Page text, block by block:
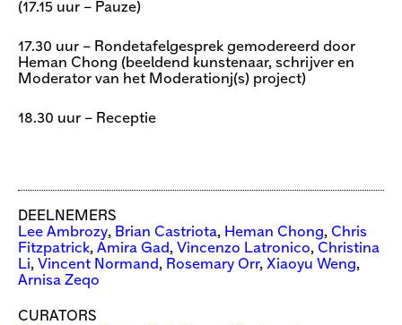
(17.15 uur – Pauze)
17.30 uur – Rondetafelgesprek gemodereerd door
Heman Chong (beeldend kunstenaar, schrijver en
Moderator van het Moderationj(s) project)
18.30 uur – Receptie
DEELNEMERS
Lee Ambrozy, Brian Castriota, Heman Chong, Chris
Fitzpatrick, Amira Gad , Vincenzo Latronico, Christina
Li, Vincent Normand , Rosemary Orr, Xiaoyu Weng,
Arnisa Zeqo
CURATORS